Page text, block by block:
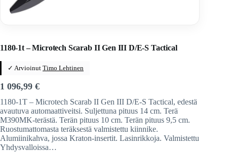
1180-1t – Microtech Scarab II Gen III D/E-S Tactical
✓ Arvioinut Timo Lehtinen
1 096,99 €
1180-1T – Microtech Scarab II Gen III D/E-S Tactical, edestä
avautuva automaattiveitsi. Suljettuna pituus 14 cm. Terä
M390MK-terästä. Terän pituus 10 cm. Terän pituus 9,5 cm.
Ruostumattomasta teräksestä valmistettu kiinnike.
Alumiinikahva, jossa Kraton-insertit. Lasinrikkoja. Valmistettu
Yhdysvalloissa…